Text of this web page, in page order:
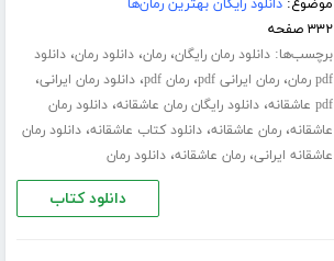
موضوع:دانلود رایگان بهترین رمان‌ها
۳۳۲ صفحه
برچسب‌ها:دانلود رمان رایگان،رمان،دانلود رمان،دانلود
pdf رمان
،رمان ایرانی pdf ،رمان pdf ،دانلود رمان ایرانی،
pdf عاشقانه ،دانلود رایگان رمان عاشقانه،دانلود رمان
عاشقانه،رمان عاشقانه،دانلود کتاب عاشقانه،دانلود رمان
عاشقانه ایرانی،رمان عاشقانه،دانلود رمان
دانلود کتاب